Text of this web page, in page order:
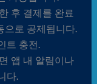
후 결제를 완료
으로 공제됩니다.
트 충전.
앱 내 알림이나
다.